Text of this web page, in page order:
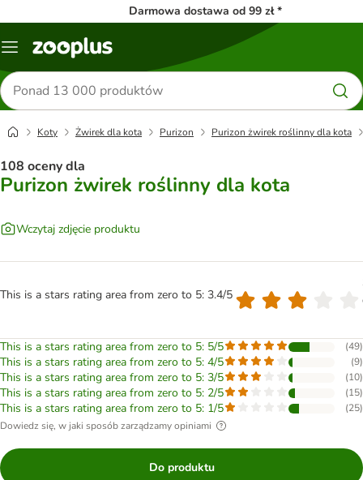
Darmowa dostawa od 99 zł *
Menu
Szukaj
produktów
Koty Żwirek dla kota Purizon Purizon żwirek roślinny dla kota
108 oceny dla
Purizon żwirek roślinny dla kota
Wczytaj zdjęcie produktu
This is a stars rating area from zero to 5: 3.4/5
This is a stars rating area from zero to 5: 5/5 (49)
This is a stars rating area from zero to 5: 4/5 (9)
This is a stars rating area from zero to 5: 3/5 (10)
This is a stars rating area from zero to 5: 2/5 (15)
This is a stars rating area from zero to 5: 1/5 (25)
Dowiedz się, w jaki sposób zarządzamy opiniami
Do produktu